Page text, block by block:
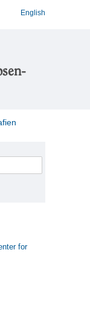
English
for